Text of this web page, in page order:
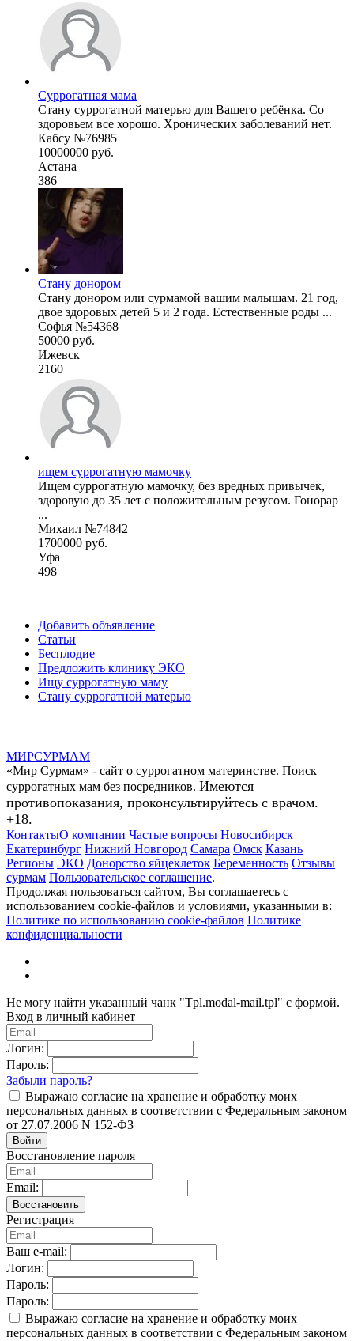
Суррогатная мама
Стану суррогатной матерью для Вашего ребёнка. Со
здоровьем все хорошо. Хронических заболеваний нет.
Кабсу №76985
10000000 руб.
Астана
386
Стану донором
Стану донором или сурмамой вашим малышам. 21 год,
двое здоровых детей 5 и 2 года. Естественные роды ...
Софья №54368
50000 руб.
Ижевск
2160
ищем суррогатную мамочку
Ищем суррогатную мамочку, без вредных привычек,
здоровую до 35 лет с положительным резусом. Гонорар
...
Михаил №74842
1700000 руб.
Уфа
498
Добавить объявление
Статьи
Бесплодие
Предложить клинику ЭКО
Ищу суррогатную маму
Стану суррогатной матерью
МИРСУРМАМ
«Мир Сурмам» - сайт о суррогатном материнстве. Поиск
суррогатных мам без посредников. Имеются
противопоказания, проконсультируйтесь с врачом.
+18.
КонтактыО компании Частые вопросы Новосибирск
Екатеринбург Нижний Новгород Самара Омск Казань
Регионы ЭКО Донорство яйцеклеток Беременность Отзывы
сурмам Пользовательское соглашение.
Продолжая пользоваться сайтом, Вы соглашаетесь с
использованием cookie-файлов и условиями, указанными в:
Политике по использованию cookie-файлов Политике
конфиденциальности
Не могу найти указанный чанк "Tpl.modal-mail.tpl" с формой.
Вход в личный кабинет
Логин:
Пароль:
Забыли пароль?
Выражаю согласие на хранение и обработку моих
персональных данных в соответствии с Федеральным законом
от 27.07.2006 N 152-ФЗ
Войти
Восстановление пароля
Email:
Восстановить
Регистрация
Ваш e-mail:
Логин:
Пароль:
Пароль:
Выражаю согласие на хранение и обработку моих
персональных данных в соответствии с Федеральным законом